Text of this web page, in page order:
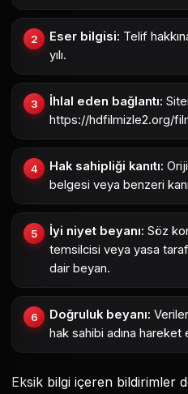
Eser bilgisi: Telif
yılı.
İhlal eden bağlantı:
https://hdfilmizle2.org/
Hak sahipliği kanıtı:
belgesi veya benzeri
İyi niyet beyanı: Söz
temsilcisi veya yasa
dair beyan.
Doğruluk beyanı:
hak sahibi adına
Eksik bilgi içeren bildirimler